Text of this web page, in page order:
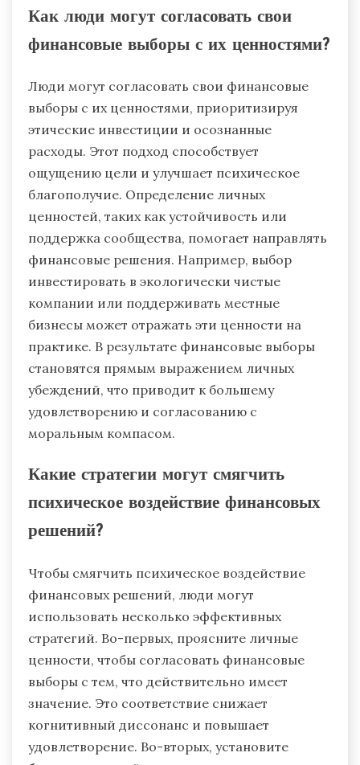
Как люди могут согласовать свои
финансовые выборы с их ценностями?
Люди могут согласовать свои финансовые
выборы с их ценностями, приоритизируя
этические инвестиции и осознанные
расходы. Этот подход способствует
ощущению цели и улучшает психическое
благополучие. Определение личных
ценностей, таких как устойчивость или
поддержка сообщества, помогает направлять
финансовые решения. Например, выбор
инвестировать в экологически чистые
компании или поддерживать местные
бизнесы может отражать эти ценности на
практике. В результате финансовые выборы
становятся прямым выражением личных
убеждений, что приводит к большему
удовлетворению и согласованию с
моральным компасом.
Какие стратегии могут смягчить
психическое воздействие финансовых
решений?
Чтобы смягчить психическое воздействие
финансовых решений, люди могут
использовать несколько эффективных
стратегий. Во-первых, проясните личные
ценности, чтобы согласовать финансовые
выборы с тем, что действительно имеет
значение. Это соответствие снижает
когнитивный диссонанс и повышает
удовлетворение. Во-вторых, установите